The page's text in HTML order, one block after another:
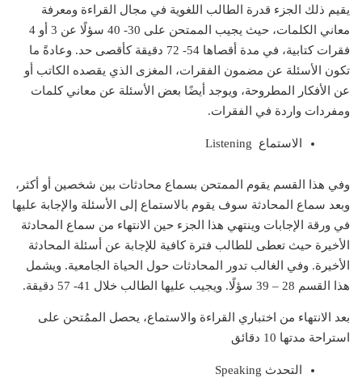
يقيم ذلك الجزء قدرة الطالب اللغوية في مجال القراءة ومعرفة
معاني الكلمات، حيث يجيب الممتحن على 30- 40 سؤلًا عن 3 أو 4
فقرات كتابية، في مدة أقصاها 54- 72 دقيقة كأقصى حد. وعادةً ما
تكون الأسئلة عن مضمون الفقرات، المغزى الذي يقصده الكاتب أو
عن الأفكار المطروحة، ويوجد أيضًا بعض الأسئلة عن معاني كلمات
ومفردات واردة في الفقرات.
الاستماع Listening
وفي هذا القسم يقوم الممتحن بسماع محادثات بين شخصين أو أكثر،
وبعد سماع المحادثة سوف يقوم بالاستماع إلى الأسئلة والإجابة عليها
في ورقة الإجابات وينتهي هذا الجزء حين الانتهاء من سماع المحادثة
الأخيرة حيث تعطى للطالب فترة كافية للإجابة عن أسئلة المحادثة
الأخيرة. وفي الغالب تدور المحادثات حول الحياة الجامعية. ويشمل
هذا القسم 28 – 39 سؤلًا. ويجيب عليها الطالب خلال 41- 57 دقيقة.
بعد الانتهاء من اختباري القراءة والاستماع، يحصل الممُتحن على
استراحة مدتها 10 دقائق
التحدث Speaking